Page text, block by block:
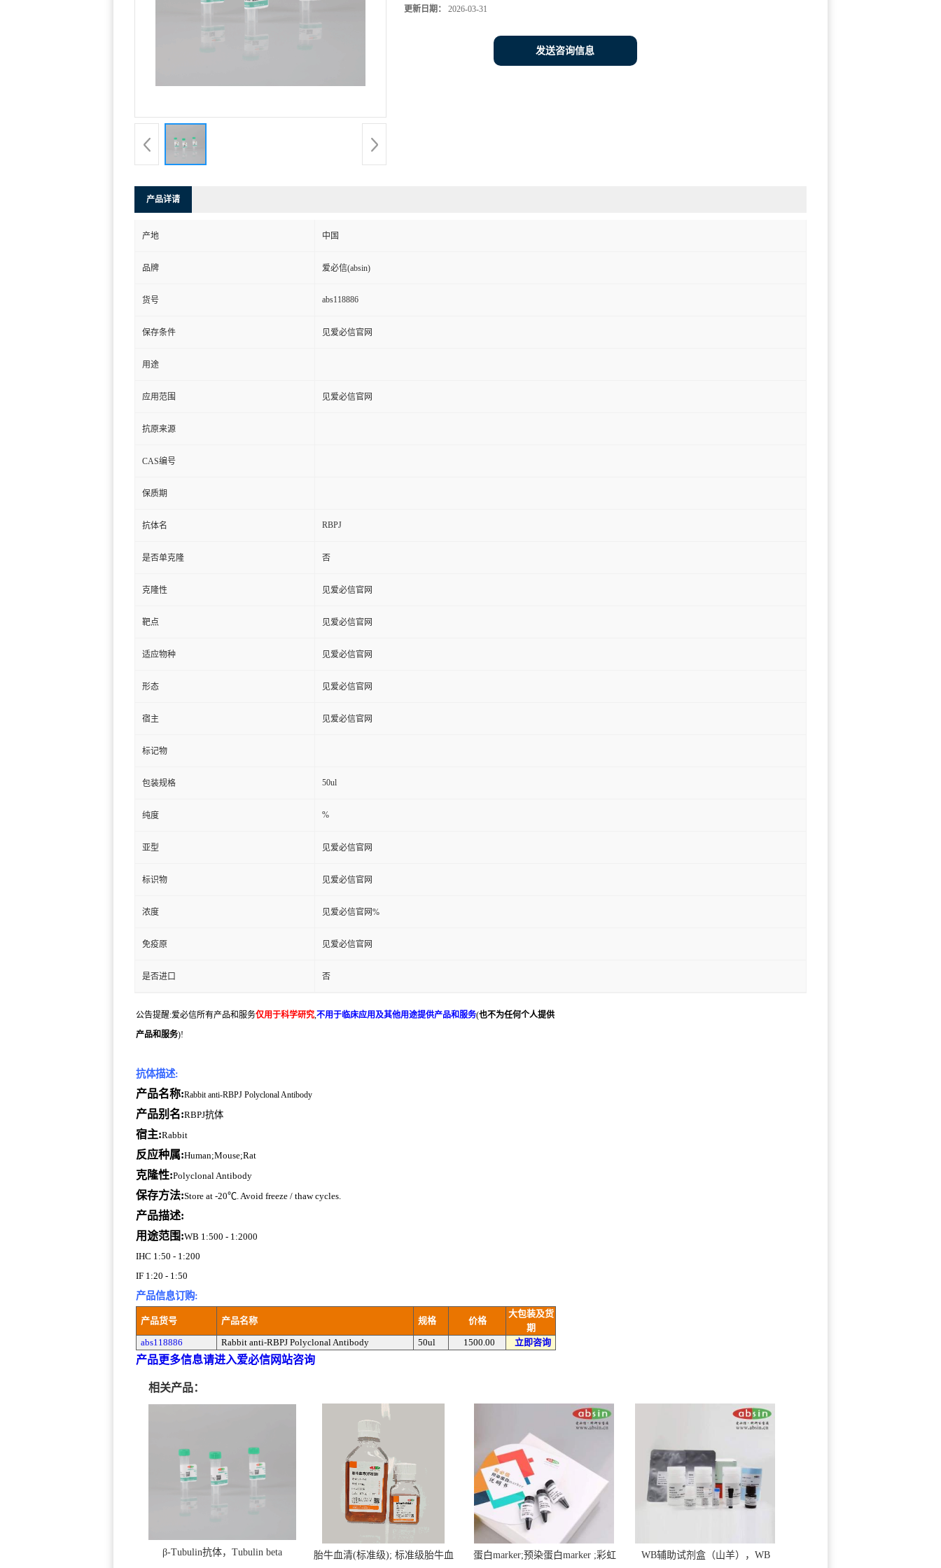
更新日期： 2026-03-31
发送咨询信息
产品详请
产地 中国
品牌 爱必信(absin)
货号 abs118886
保存条件 见爱必信官网
用途
应用范围 见爱必信官网
抗原来源
CAS编号
保质期
抗体名 RBPJ
是否单克隆 否
克隆性 见爱必信官网
靶点 见爱必信官网
适应物种 见爱必信官网
形态 见爱必信官网
宿主 见爱必信官网
标记物
包装规格 50ul
纯度 %
亚型 见爱必信官网
标识物 见爱必信官网
浓度 见爱必信官网%
免疫原 见爱必信官网
是否进口 否
公告提醒:爱必信所有产品和服务仅用于科学研究,不用于临床应用及其他用途提供产品和服务(也不为任何个人提供
产品和服务)!
抗体描述:
产品名称:Rabbit anti-RBPJ Polyclonal Antibody
产品别名:RBPJ抗体
宿主:Rabbit
反应种属:Human;Mouse;Rat
克隆性:Polyclonal Antibody
保存方法:Store at -20℃. Avoid freeze / thaw cycles.
产品描述:
用途范围:WB 1:500 - 1:2000
IHC 1:50 - 1:200
IF 1:20 - 1:50
产品信息订购:
产品货号 产品名称 规格 价格
大包装及货
期
abs118886
Rabbit anti-RBPJ Polyclonal Antibody 50ul 1500.00 立即咨询
产品更多信息请进入爱必信网站咨询
相关产品：
β-Tubulin抗体，Tubulin beta
胎牛血清(标准级); 标准级胎牛血
蛋白marker;预染蛋白marker ;彩虹
WB辅助试剂盒（山羊），WB